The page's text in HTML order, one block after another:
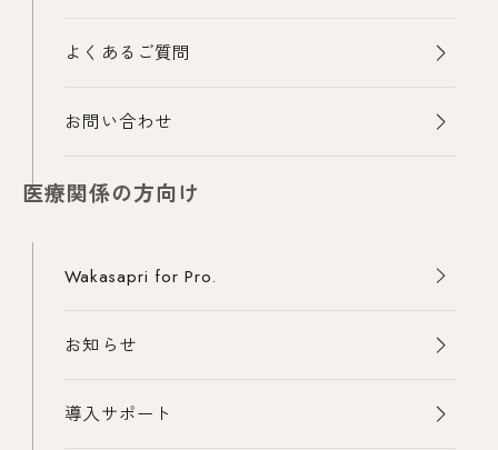
よくあるご質問
お問い合わせ
医療関係の方向け
Wakasapri for Pro.
お知らせ
導入サポート